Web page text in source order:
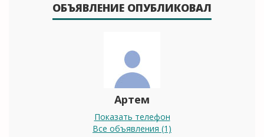
ОБЪЯВЛЕНИЕ ОПУБЛИКОВАЛ
Артем
Показать телефон
Все объявления (1)